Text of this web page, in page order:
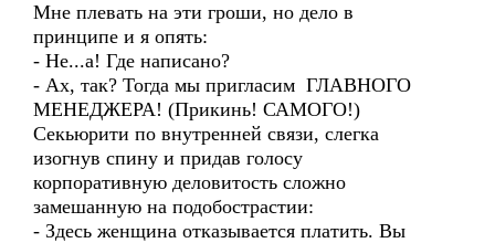
Мне плевать на эти гроши, но дело в
принципе и я опять:
- Не...а! Где написано?
- Ах, так? Тогда мы пригласим ГЛАВНОГО
МЕНЕДЖЕРА! (Прикинь! САМОГО!)
Секьюрити по внутренней связи, слегка
изогнув спину и придав голосу
корпоративную деловитость сложно
замешанную на подобострастии:
- Здесь женщина отказывается платить. Вы